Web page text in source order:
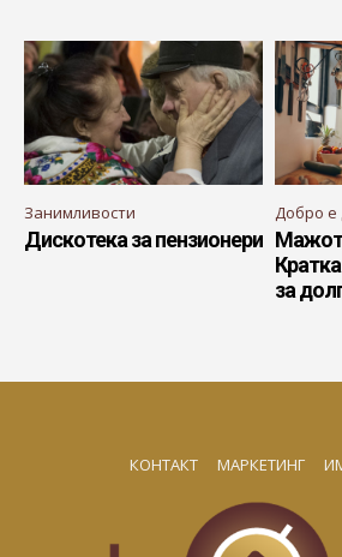
Занимливости
Дискотека за пензионери
Добро е
за
КОНТАКТ МАРКЕТИНГ